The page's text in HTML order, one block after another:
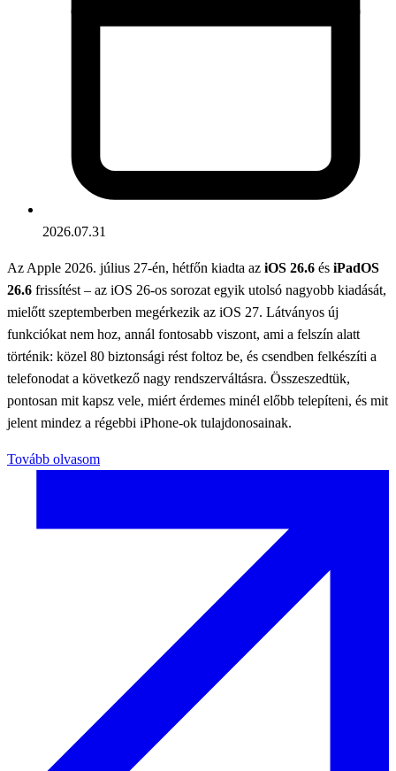
2026.07.31
Az Apple 2026. július 27-én, hétfőn kiadta az iOS 26.6 és iPadOS
26.6 frissítést – az iOS 26-os sorozat egyik utolsó nagyobb kiadását,
mielőtt szeptemberben megérkezik az iOS 27. Látványos új
funkciókat nem hoz, annál fontosabb viszont, ami a felszín alatt
történik: közel 80 biztonsági rést foltoz be, és csendben felkészíti a
telefonodat a következő nagy rendszerváltásra. Összeszedtük,
pontosan mit kapsz vele, miért érdemes minél előbb telepíteni, és mit
jelent mindez a régebbi iPhone-ok tulajdonosainak.
Tovább olvasom